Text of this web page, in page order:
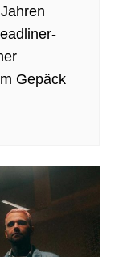
Gepäck